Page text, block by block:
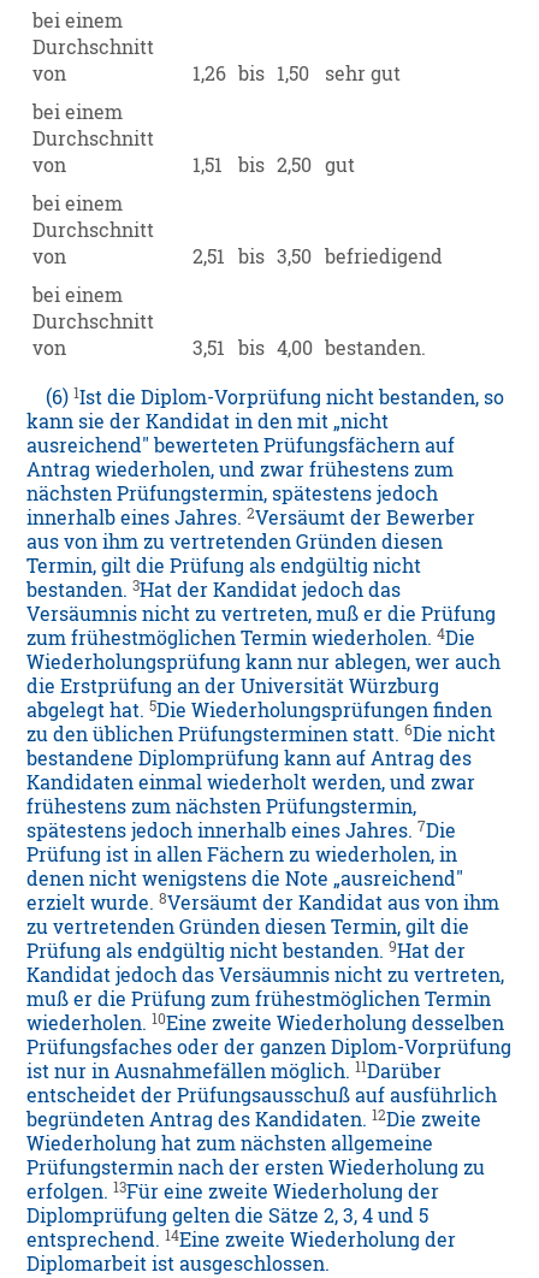
bei einem
Durchschnitt
von
1,26 bis 1,50
sehr gut
bei einem
Durchschnitt
von
1,51 bis 2,50 gut
bei einem
Durchschnitt
von
2,51 bis 3,50 befriedigend
bei einem
Durchschnitt
von
3,51 bis 4,00 bestanden.
(6)1Ist die Diplom-Vorprüfung nicht bestanden, so
kann sie der Kandidat in den mit „nicht
ausreichend" bewerteten Prüfungsfächern auf
Antrag wiederholen, und zwar frühestens zum
nächsten Prüfungstermin, spätestens jedoch
innerhalb eines Jahres.2Versäumt der Bewerber
aus von ihm zu vertretenden Gründen diesen
Termin, gilt die Prüfung als endgültig nicht
bestanden.3Hat der Kandidat jedoch das
Versäumnis nicht zu vertreten, muß er die Prüfung
zum frühestmöglichen Termin wiederholen.4Die
Wiederholungsprüfung kann nur ablegen, wer auch
die Erstprüfung an der Universität Würzburg
abgelegt hat.5Die Wiederholungsprüfungen finden
zu den üblichen Prüfungsterminen statt.6Die nicht
bestandene Diplomprüfung kann auf Antrag des
Kandidaten einmal wiederholt werden, und zwar
frühestens zum nächsten Prüfungstermin,
spätestens jedoch innerhalb eines Jahres.7Die
Prüfung ist in allen Fächern zu wiederholen, in
denen nicht wenigstens die Note „ausreichend"
erzielt wurde.8Versäumt der Kandidat aus von ihm
zu vertretenden Gründen diesen Termin, gilt die
Prüfung als endgültig nicht bestanden.9Hat der
Kandidat jedoch das Versäumnis nicht zu vertreten,
muß er die Prüfung zum frühestmöglichen Termin
wiederholen.10Eine zweite Wiederholung desselben
Prüfungsfaches oder der ganzen Diplom-Vorprüfung
ist nur in Ausnahmefällen möglich.11Darüber
entscheidet der Prüfungsausschuß auf ausführlich
begründeten Antrag des Kandidaten.12Die zweite
Wiederholung hat zum nächsten allgemeine
Prüfungstermin nach der ersten Wiederholung zu
erfolgen.13Für eine zweite Wiederholung der
Diplomprüfung gelten die Sätze 2, 3, 4 und 5
entsprechend.14Eine zweite Wiederholung der
Diplomarbeit ist ausgeschlossen.